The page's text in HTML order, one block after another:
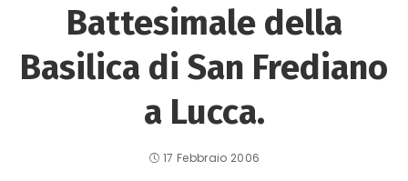
Battesimale della
Basilica di San Frediano
a Lucca.
17 Febbraio 2006